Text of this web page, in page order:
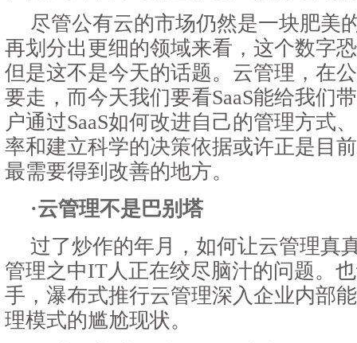
尽管公有云的市场仍然是一块肥美
再划分出更细的领域来看，这个数字
但是这不是今天的话题。云管理，在
要走，而今天我们要看SaaS能给我们
户通过SaaS如何改进自己的管理方式
率和建立科学的决策依据或许正是目
最需要得到改善的地方。
·云管理不是巴别塔
过了炒作的年月，如何让云管理真
管理之中IT人正在绞尽脑汁的问题。
手，瀑布式推行云管理深入企业内部
理模式的尴尬现状。